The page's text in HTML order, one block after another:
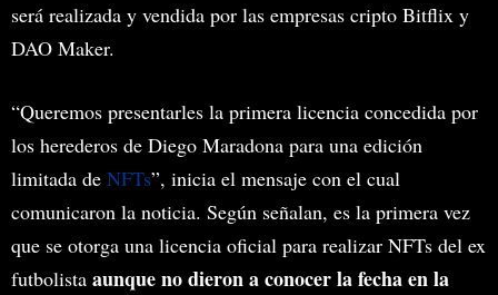
será realizada y vendida por las empresas cripto Bitflix y
DAO Maker.
“Queremos presentarles la primera licencia concedida por
los herederos de Diego Maradona para una edición
limitada de NFTs”, inicia el mensaje con el cual
comunicaron la noticia. Según señalan, es la primera vez
que se otorga una licencia oficial para realizar NFTs del ex
futbolista aunque no dieron a conocer la fecha en la